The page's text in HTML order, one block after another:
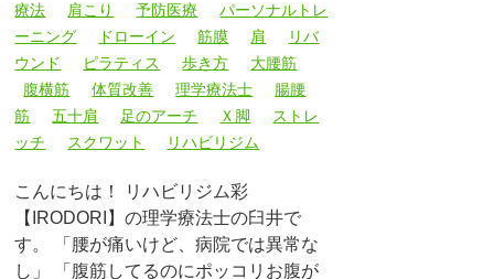
療法
肩こり 予防医療
パーソナルトレ
ーニング
ドローイン 筋膜 肩
リバ
ウンド
ピラティス 歩き方
大腰筋
腹横筋
体質改善 理学療法士
腸腰
筋
五十肩 足のアーチ Ｘ脚
ストレ
ッチ
スクワット リハビリジム
こんにちは！ リハビリジム彩
【IRODORI】の理学療法士の臼井で
す。 「腰が痛いけど、病院では異常な
し」 「腹筋してるのにポッコリお腹が